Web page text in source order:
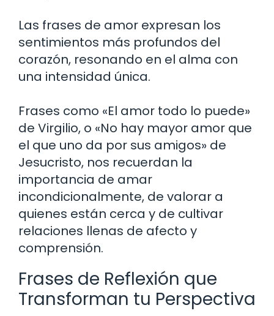
Las frases de amor expresan los
sentimientos más profundos del
corazón, resonando en el alma con
una intensidad única.
Frases como «El amor todo lo puede»
de Virgilio, o «No hay mayor amor que
el que uno da por sus amigos» de
Jesucristo, nos recuerdan la
importancia de amar
incondicionalmente, de valorar a
quienes están cerca y de cultivar
relaciones llenas de afecto y
comprensión.
Frases de Reflexión que
Transforman tu Perspectiva